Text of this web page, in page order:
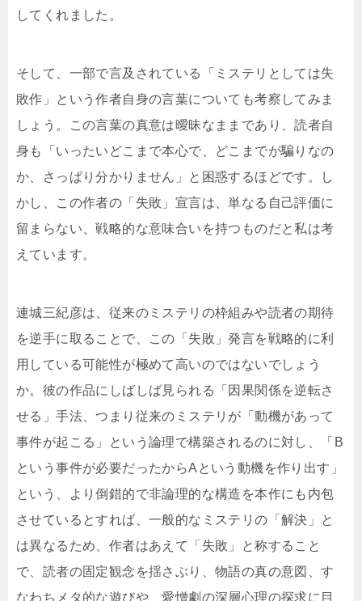
してくれました。
そして、一部で言及されている「ミステリとしては失
敗作」という作者自身の言葉についても考察してみま
しょう。この言葉の真意は曖昧なままであり、読者自
身も「いったいどこまで本心で、どこまでが騙りなの
か、さっぱり分かりません」と困惑するほどです。し
かし、この作者の「失敗」宣言は、単なる自己評価に
留まらない、戦略的な意味合いを持つものだと私は考
えています。
連城三紀彦は、従来のミステリの枠組みや読者の期待
を逆手に取ることで、この「失敗」発言を戦略的に利
用している可能性が極めて高いのではないでしょう
か。彼の作品にしばしば見られる「因果関係を逆転さ
せる」手法、つまり従来のミステリが「動機があって
事件が起こる」という論理で構築されるのに対し、「B
という事件が必要だったからAという動機を作り出す」
という、より倒錯的で非論理的な構造を本作にも内包
させているとすれば、一般的なミステリの「解決」と
は異なるため、作者はあえて「失敗」と称すること
で、読者の固定観念を揺さぶり、物語の真の意図、す
なわちメタ的な遊びや、愛憎劇の深層心理の探求に目